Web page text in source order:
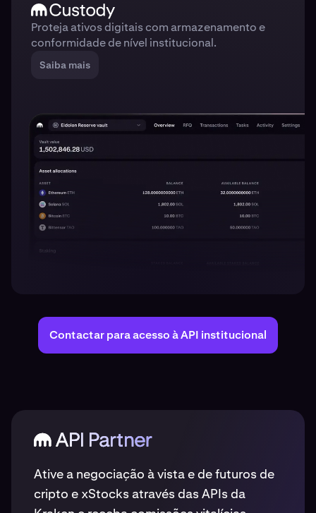
Proteja ativos digitais com armazenamento e
conformidade de nível institucional.
Saiba mais
Contactar para acesso à API institucional
Ative a negociação à vista e de futuros de
cripto e xStocks através das APIs da